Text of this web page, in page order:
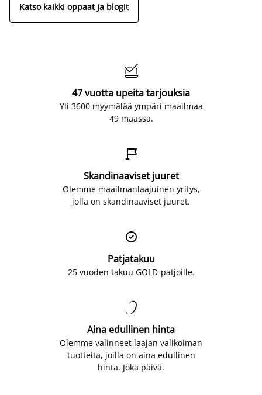
Katso kaikki oppaat ja blogit

47 vuotta upeita tarjouksia
Yli 3600 myymälää ympäri maailmaa
49 maassa.

Skandinaaviset juuret
Olemme maailmanlaajuinen yritys,
jolla on skandinaaviset juuret.

Patjatakuu
25 vuoden takuu GOLD-patjoille.

Aina edullinen hinta
Olemme valinneet laajan valikoiman
tuotteita, joilla on aina edullinen
hinta. Joka päivä.